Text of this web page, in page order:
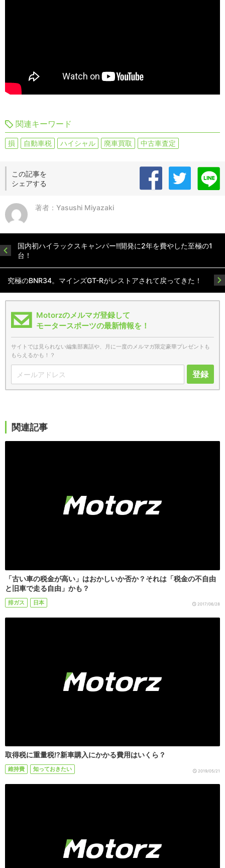
関連キーワード
損 自動車税 ハイシャル 廃車買取 中古車査定
この記事を
シェアする
著者：Yasushi Miyazaki
国内初ハイラックスキャンパー!!開発に2年を費やした至極の1
台！
究極のBNR34。マインズGT-Rがレストアされて戻ってきた！
Motorzのメルマガ登録して
モータースポーツの最新情報を！
サイトでは見られない編集部裏話や、月に一度のメルマガ限定豪華プレゼントも
もらえるかも！？
登録
関連記事
「古い車の税金が高い」はおかしいか否か？それは「税金の不自由
と旧車で走る自由」かも？
排ガス 日本 2017/06/28
取得税に重量税!?新車購入にかかる費用はいくら？
維持費 知っておきたい 2019/05/21